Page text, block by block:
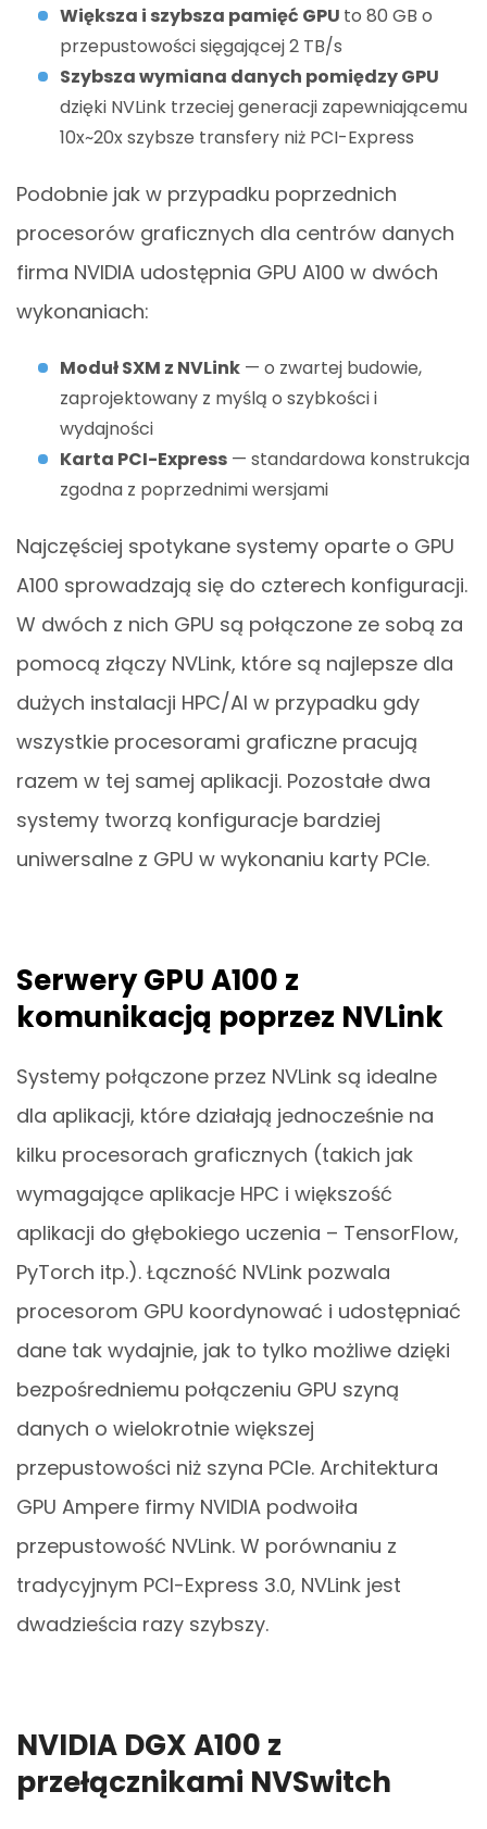
Większa i szybsza pamięć GPU to 80 GB o
przepustowości sięgającej 2 TB/s
Szybsza wymiana danych pomiędzy GPU
dzięki NVLink trzeciej generacji zapewniającemu
10x~20x szybsze transfery niż PCI-Express
Podobnie jak w przypadku poprzednich
procesorów graficznych dla centrów danych
firma NVIDIA udostępnia GPU A100 w dwóch
wykonaniach:
Moduł SXM z NVLink — o zwartej budowie,
zaprojektowany z myślą o szybkości i
wydajności
Karta PCI-Express — standardowa konstrukcja
zgodna z poprzednimi wersjami
Najczęściej spotykane systemy oparte o GPU
A100 sprowadzają się do czterech konfiguracji.
W dwóch z nich GPU są połączone ze sobą za
pomocą złączy NVLink, które są najlepsze dla
dużych instalacji HPC/AI w przypadku gdy
wszystkie procesorami graficzne pracują
razem w tej samej aplikacji. Pozostałe dwa
systemy tworzą konfiguracje bardziej
uniwersalne z GPU w wykonaniu karty PCIe.
Serwery GPU A100 z
komunikacją poprzez NVLink
Systemy połączone przez NVLink są idealne
dla aplikacji, które działają jednocześnie na
kilku procesorach graficznych (takich jak
wymagające aplikacje HPC i większość
aplikacji do głębokiego uczenia – TensorFlow,
PyTorch itp.). Łączność NVLink pozwala
procesorom GPU koordynować i udostępniać
dane tak wydajnie, jak to tylko możliwe dzięki
bezpośredniemu połączeniu GPU szyną
danych o wielokrotnie większej
przepustowości niż szyna PCIe. Architektura
GPU Ampere firmy NVIDIA podwoiła
przepustowość NVLink. W porównaniu z
tradycyjnym PCI-Express 3.0, NVLink jest
dwadzieścia razy szybszy.
NVIDIA DGX A100 z
przełącznikami NVSwitch